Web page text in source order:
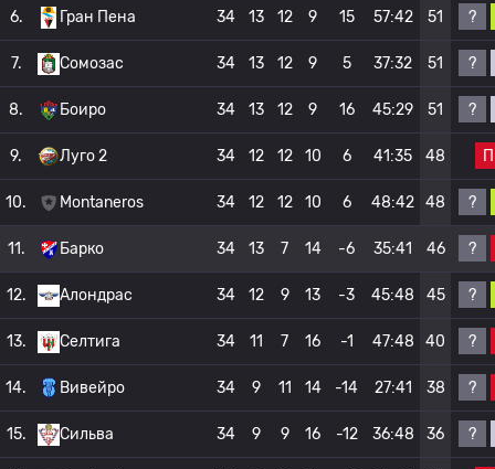
6. Гран Пена 34 13 12 9 15 57:42 51 ?
7. Сомозас 34 13 12 9 5 37:32 51 ?
8. Боиро 34 13 12 9 16 45:29 51 ?
9. Луго 2 34 12 12 10 6 41:35 48 П
10. Montaneros 34 12 12 10 6 48:42 48 ?
11. Барко 34 13 7 14 -6 35:41 46 ?
12. Алондрас 34 12 9 13 -3 45:48 45 ?
13. Селтига 34 11 7 16 -1 47:48 40 ?
14. Вивейро 34 9 11 14 -14 27:41 38 ?
15. Сильва 34 9 9 16 -12 36:48 36 ?